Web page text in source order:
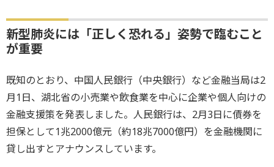
新型肺炎には「正しく恐れる」姿勢で臨むこと
が重要
既知のとおり、中国人民銀行（中央銀行）など金融当局は2
月1日、湖北省の小売業や飲食業を中心に企業や個人向けの
金融支援策を発表しました。人民銀行は、2月3日に債券を
担保として1兆2000億元（約18兆7000億円）を金融機関に
貸し出すとアナウンスしています。